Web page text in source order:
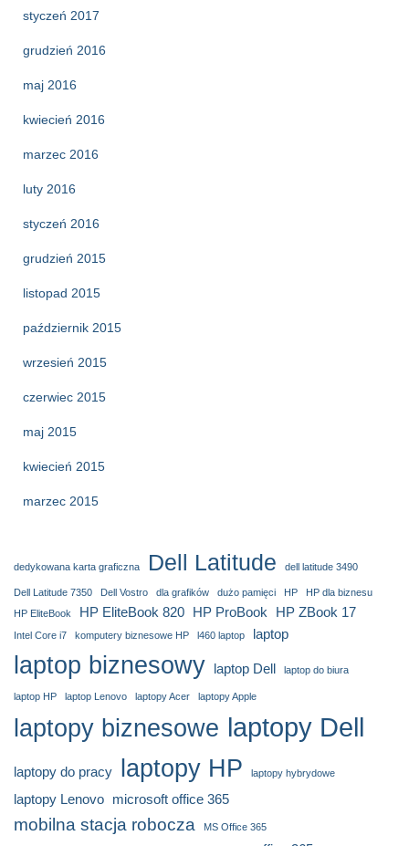
styczeń 2017
grudzień 2016
maj 2016
kwiecień 2016
marzec 2016
luty 2016
styczeń 2016
grudzień 2015
listopad 2015
październik 2015
wrzesień 2015
czerwiec 2015
maj 2015
kwiecień 2015
marzec 2015
dedykowana karta graficzna Dell Latitude dell latitude 3490
Dell Latitude 7350 Dell Vostro dla grafików dużo pamięci HP
HP dla biznesu
HP EliteBook
HP EliteBook 820 HP ProBook HP ZBook 17
Intel Core i7 komputery biznesowe HP l460 laptop laptop
laptop biznesowy laptop Dell laptop do biura
laptop HP laptop Lenovo laptopy Acer laptopy Apple
laptopy biznesowe laptopy Dell
laptopy do pracy laptopy HP laptopy hybrydowe
laptopy Lenovo microsoft office 365
mobilna stacja robocza MS Office 365